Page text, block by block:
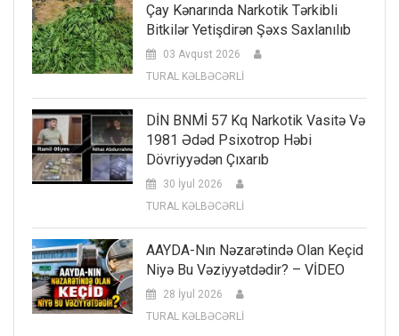
Çay Kənarında Narkotik Tərkibli
Bitkilər Yetişdirən Şəxs Saxlanılıb
03 Avqust 2026
TURAL KƏLBƏCƏRLİ
DİN BNMİ 57 Kq Narkotik Vasitə Və
1981 Ədəd Psixotrop Həbi
Dövriyyədən Çıxarıb
30 İyul 2026
TURAL KƏLBƏCƏRLİ
AAYDA-Nın Nəzarətində Olan Keçid
Niyə Bu Vəziyyətdədir? – VİDEO
28 İyul 2026
TURAL KƏLBƏCƏRLİ